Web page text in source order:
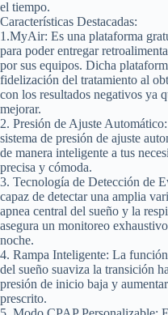
el tiempo.
Características Destacadas:
1.MyAir: Es una plataforma
para poder entregar
por sus equipos. Dicha
fidelización del tratamiento al
con los resultados negativos ya
mejorar.
2. Presión de Ajuste Automático:
sistema de presión de ajuste
de manera inteligente a tus
precisa y cómoda.
3. Tecnología de Detección de
capaz de detectar una amplia
apnea central del sueño y la
asegura un monitoreo
noche.
4. Rampa Inteligente: La
del sueño suaviza la transición
presión de inicio baja y
prescrito.